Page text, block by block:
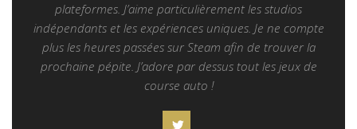
plateformes. J’aime particulièrement les studios
indépendants et les expériences uniques. Je ne compte
plus les heures passées sur Steam afin de trouver la
prochaine pépite. J’adore par dessus tout les jeux de
course auto !